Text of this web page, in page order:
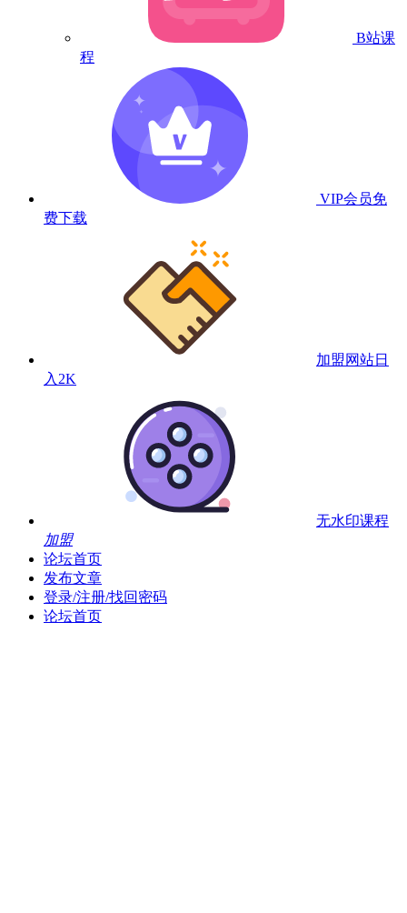
B站课
程
VIP会员免
费下载
加盟网站日
入2K
无水印课程
加盟
论坛首页
发布文章
登录/注册/找回密码
论坛首页